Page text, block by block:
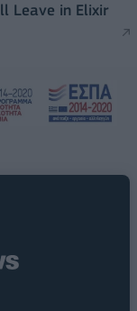
Leave in Elixir